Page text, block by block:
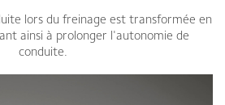
lors du freinage est transformée en
ainsi à prolonger l'autonomie de
conduite.